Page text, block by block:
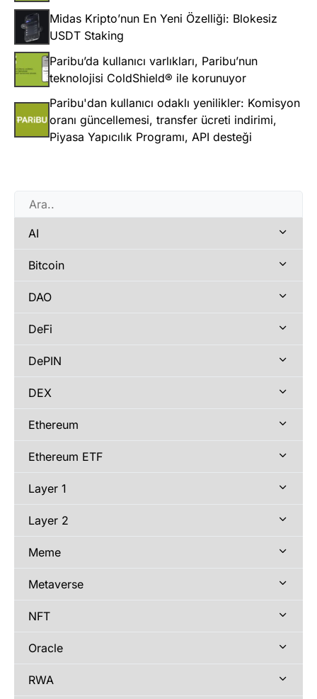
Midas Kripto’nun En Yeni Özelliği: Blokesiz
USDT Staking
Paribu’da kullanıcı varlıkları, Paribu’nun
teknolojisi ColdShield® ile korunuyor
Paribu'dan kullanıcı odaklı yenilikler: Komisyon
oranı güncellemesi, transfer ücreti indirimi,
Piyasa Yapıcılık Programı, API desteği
AI
Bitcoin
DAO
DeFi
DePIN
DEX
Ethereum
Ethereum ETF
Layer 1
Layer 2
Meme
Metaverse
NFT
Oracle
RWA